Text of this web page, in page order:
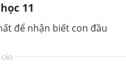
11
để nhận biết con đầu